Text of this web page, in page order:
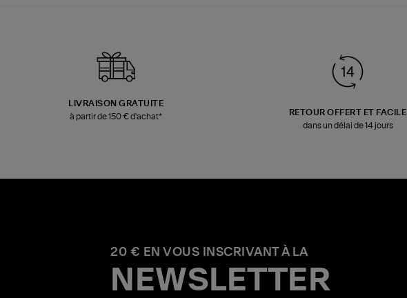
LIVRAISON GRATUITE
à partir de 150 € d'achat*
RETOUR OFFERT ET FACILE
dans un délai de 14 jours
20 € EN VOUS INSCRIVANT À LA
NEWSLETTER